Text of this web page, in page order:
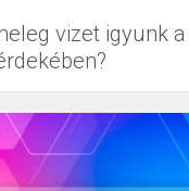
vizet igyunk